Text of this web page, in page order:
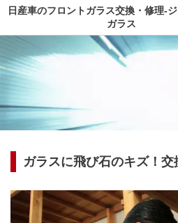
日産車のフロントガラス交換・修理-
ガラス
ガラスに飛び石のキズ！交